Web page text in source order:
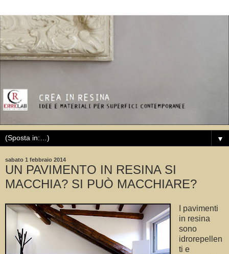
▼
sabato 1 febbraio 2014
UN PAVIMENTO IN RESINA SI
MACCHIA? SI PUÒ MACCHIARE?
I pavimenti
in resina
sono
idrorepellen
ti e